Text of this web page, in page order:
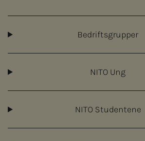
Bedriftsgrupper
NITO Ung
NITO Studentene